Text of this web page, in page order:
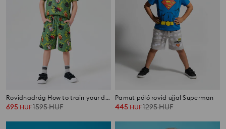
Rövidnadrág How to train your dragon
695 HUF1595HUF
Pamut póló rövid ujjal Superman
445 HUF1295HUF